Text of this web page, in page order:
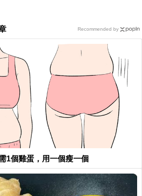
1個雞蛋，用一個瘦一個
Recommended by